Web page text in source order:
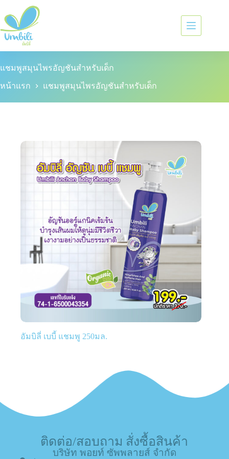
แชมพูสมุนไพรอัญชันสำหรับเด็ก
หน้าแรก แชมพูสมุนไพรอัญชันสำหรับเด็ก
อัมบิลี่ เบบี้ แชมพู 250มล.
ติดต่อ/สอบถาม สั่งซื้อสินค้า
บริษัท พอยท์ ซัพพลายส์ จำกัด